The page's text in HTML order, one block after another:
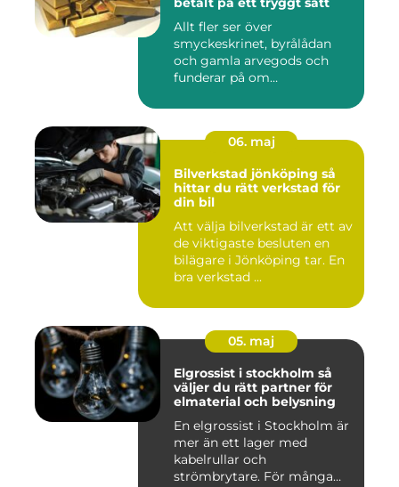
Allt fler ser över
smyckeskrinet, byrålådan
och gamla arvegods och
funderar på om
06. maj
Bilverkstad jönköping så
hittar du rätt verkstad för
din bil
Att välja bilverkstad är ett av
de viktigaste besluten en
bilägare i Jönköping tar. En
bra verkstad ...
05. maj
Elgrossist i stockholm så
väljer du rätt partner för
elmaterial och belysning
En elgrossist i Stockholm är
mer än ett lager med
kabelrullar och
strömbrytare. För många